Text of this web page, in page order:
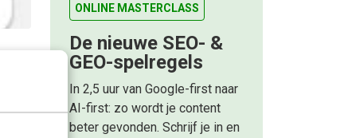
ONLINE MASTERCLASS
De nieuwe SEO- &
GEO-spelregels
In 2,5 uur van Google-first naar
AI-first: zo wordt je content
beter gevonden. Schrijf je in en